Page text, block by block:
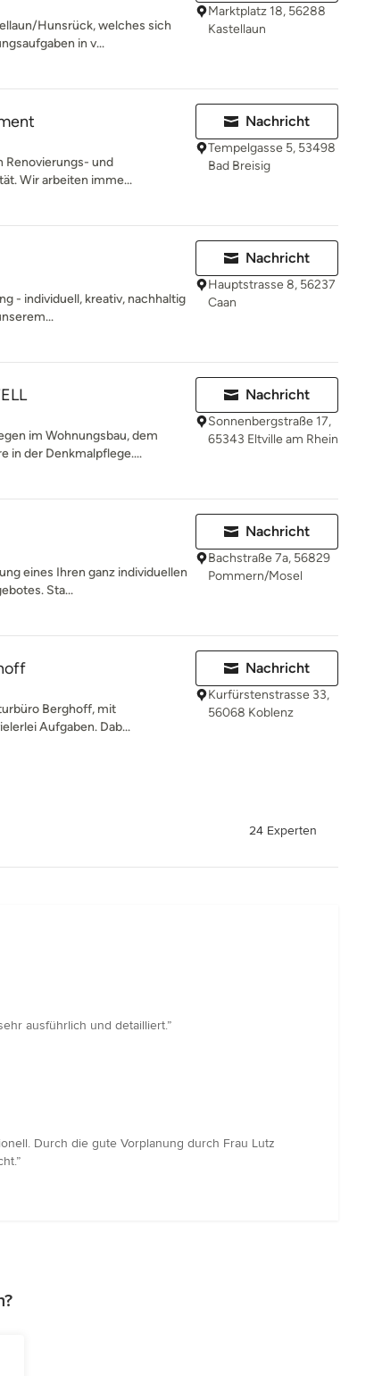
Hunsrück, welches sich
in v...
Marktplatz 18, 56288
Kastellaun
Renovierungs- und
Wir arbeiten imme...
Nachricht
Tempelgasse 5, 53498
Bad Breisig
- individuell, kreativ, nachhaltig
Nachricht
Hauptstrasse 8, 56237
Caan
im Wohnungsbau, dem
in der Denkmalpflege....
Nachricht
Sonnenbergstraße 17,
65343 Eltville am Rhein
eines Ihren ganz individuellen
Sta...
Nachricht
Bachstraße 7a, 56829
Pommern/Mosel
Berghoff, mit
Aufgaben. Dab...
Nachricht
Kurfürstenstrasse 33,
56068 Koblenz
24 Experten
ausführlich und detailliert.”
Durch die gute Vorplanung durch Frau Lutz